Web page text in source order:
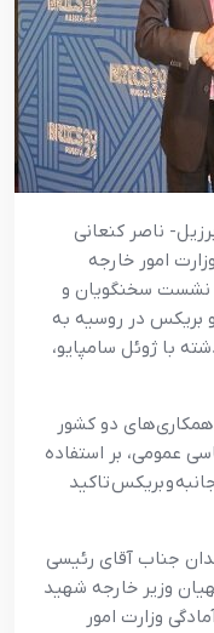
ناصر کنعانی
امور خارجه
نشست سخنگویان و
بریکس در روسیه به
با ژوئل سامپایو،
دو کشور
عمومی، بر استفاده
و بریکس تاکید
جناب آقای رئیسی
وزیر خارجه شهید
وزارت امور